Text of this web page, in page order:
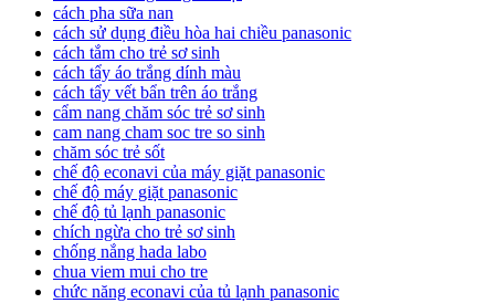
cách pha sữa nan
cách sử dụng điều hòa hai chiều panasonic
cách tắm cho trẻ sơ sinh
cách tẩy áo trắng dính màu
cách tẩy vết bẩn trên áo trắng
cẩm nang chăm sóc trẻ sơ sinh
cam nang cham soc tre so sinh
chăm sóc trẻ sốt
chế độ econavi của máy giặt panasonic
chế độ máy giặt panasonic
chế độ tủ lạnh panasonic
chích ngừa cho trẻ sơ sinh
chống nắng hada labo
chua viem mui cho tre
chức năng econavi của tủ lạnh panasonic